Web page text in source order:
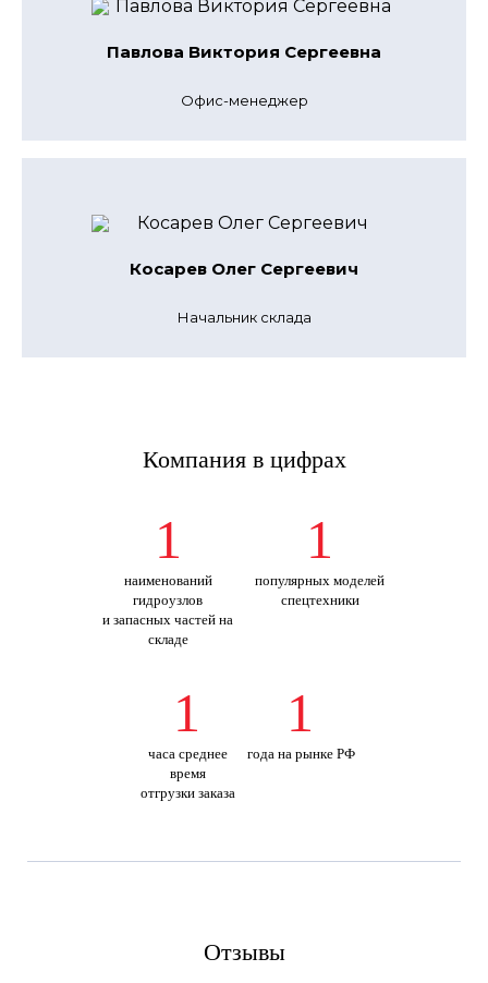
Павлова Виктория Сергеевна
Офис-менеджер
Косарев Олег Сергеевич
Начальник склада
Компания в цифрах
1
наименований
гидроузлов
и запасных частей на
складе
1
популярных моделей
спецтехники
1
часа среднее
время
отгрузки заказа
1
года на рынке РФ
Отзывы